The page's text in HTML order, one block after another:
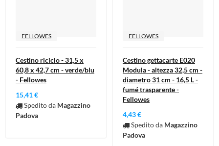
FELLOWES
Cestino riciclo - 31,5 x
60,8 x 42,7 cm - verde/blu
- Fellowes
15,41 €
Spedito da Magazzino
Padova
FELLOWES
Cestino gettacarte E020
Modula - altezza 32,5 cm -
diametro 31 cm - 16,5 L -
fumé trasparente -
Fellowes
4,43 €
Spedito da Magazzino
Padova